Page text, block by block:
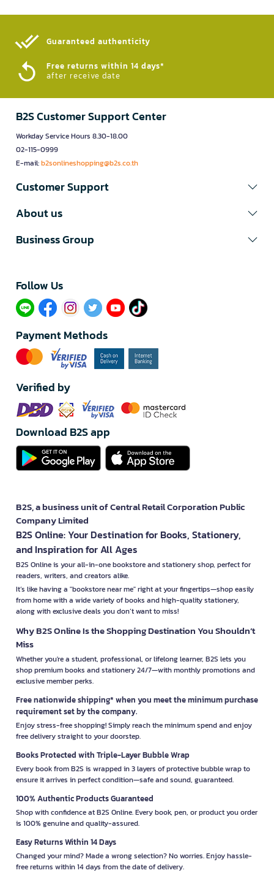
Guaranteed authenticity​
Free returns within 14 days*
after receive date
B2S Customer Support Center
Workday Service Hours 8.30-18.00
02-115-0999
E-mail:b2sonlineshopping@b2s.co.th
Customer Support
About us
Business Group
Follow Us​
Payment Methods
Verified by
Download B2S app
B2S, a business unit of Central Retail Corporation Public
Company Limited
B2S Online: Your Destination for Books, Stationery,
and Inspiration for All Ages
B2S Online is your all-in-one bookstore and stationery shop, perfect for
readers, writers, and creators alike.
It’s like having a "bookstore near me" right at your fingertips—shop easily
from home with a wide variety of books and high-quality stationery,
along with exclusive deals you don’t want to miss!
Why B2S Online Is the Shopping Destination You Shouldn’t
Miss
Whether you're a student, professional, or lifelong learner, B2S lets you
shop premium books and stationery 24/7—with monthly promotions and
exclusive member perks.
Free nationwide shipping* when you meet the minimum purchase
requirement set by the company.
Enjoy stress-free shopping! Simply reach the minimum spend and enjoy
free delivery straight to your doorstep.
Books Protected with Triple-Layer Bubble Wrap
Every book from B2S is wrapped in 3 layers of protective bubble wrap to
ensure it arrives in perfect condition—safe and sound, guaranteed.
100% Authentic Products Guaranteed
Shop with confidence at B2S Online. Every book, pen, or product you order
is 100% genuine and quality-assured.
Easy Returns Within 14 Days
Changed your mind? Made a wrong selection? No worries. Enjoy hassle-
free returns within 14 days from the date of delivery.